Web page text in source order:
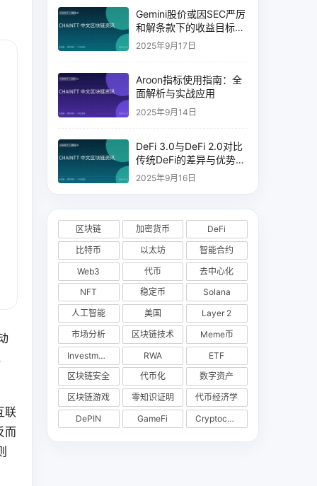
联
而
Gemini股价或因SEC严厉
和解条款下的收益目标破
灭而下跌
2025年9月17日
Aroon指标使用指南：全
面解析与实战应用
2025年9月14日
DeFi 3.0与DeFi 2.0对比
传统DeFi的差异与优势分
析
2025年9月16日
区块链 加密货币
DeFi
比特币
以太坊
智能合约
Web3
代币
去中心化
NFT
稳定币
Solana
人工智能
美国
Layer 2
市场分析
区块链技术
Meme币
Investments
RWA
ETF
区块链安全
代币化
数字资产
区块链游戏
零知识证明
代币经济学
DePIN
GameFi Cryptocurrency Exchange